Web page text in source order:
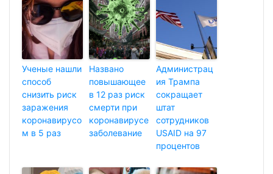
Ученые нашли
способ
снизить риск
заражения
коронавирусо
м в 5 раз
Названо
повышающее
в 12 раз риск
смерти при
коронавирусе
заболевание
Администрац
ия Трампа
сокращает
штат
сотрудников
USAID на 97
процентов